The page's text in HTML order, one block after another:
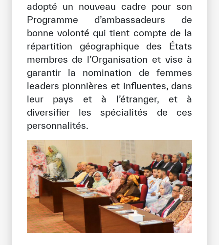
✪
✪ ✪
✪ ✪ ✪
✪ ✪ ✪ ✪
✪ ✪ ✪ ✪ ✪
Extremely
Extremely
adopté un nouveau cadre pour son
Programme d’ambassadeurs de
bonne volonté qui tient compte de la
répartition géographique des États
membres de l’Organisation et vise à
garantir la nomination de femmes
leaders pionnières et influentes, dans
leur pays et à l’étranger, et à
diversifier les spécialités de ces
personnalités.